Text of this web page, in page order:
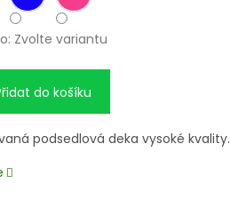
Zvolte variantu
do košíku
podsedlová deka vysoké kvality.